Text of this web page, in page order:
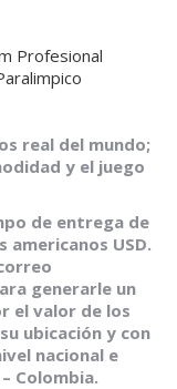
Profesional
real del mundo;
y el juego
de entrega de
americanos USD.
generarle un
el valor de los
ubicación y con
nacional e
Colombia.